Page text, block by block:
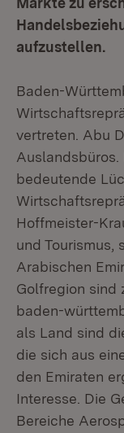
aufzustellen.
Baden-
vertreten. Abu
bedeutende
Hoffmeister-
und Tourismus,
Arabischen
Golfregion sind
baden-
als Land sind
die sich aus
den Emiraten
Interesse. Die
Bereiche